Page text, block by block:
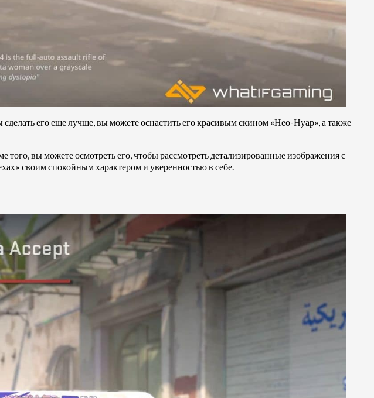
его еще лучше, вы можете оснастить его красивым скином «Нео-Нуар», а также
вы можете осмотреть его, чтобы рассмотреть детализированные изображения с
своим спокойным характером и уверенностью в себе.